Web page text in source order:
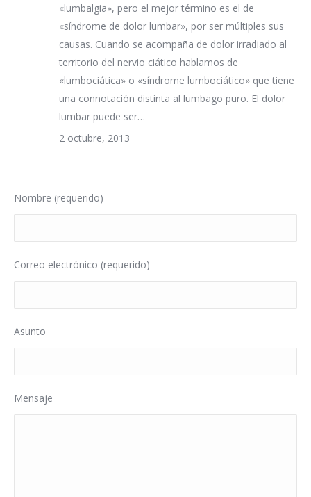
«lumbalgia», pero el mejor término es el de
«síndrome de dolor lumbar», por ser múltiples sus
causas. Cuando se acompaña de dolor irradiado al
territorio del nervio ciático hablamos de
«lumbociática» o «síndrome lumbociático» que tiene
una connotación distinta al lumbago puro. El dolor
lumbar puede ser…
2 octubre, 2013
Nombre (requerido)
Correo electrónico (requerido)
Asunto
Mensaje